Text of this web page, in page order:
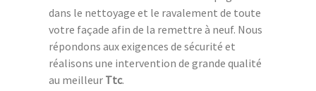
dans le nettoyage et le ravalement de toute
votre façade afin de la remettre à neuf. Nous
répondons aux exigences de sécurité et
réalisons une intervention de grande qualité
au meilleur Ttc.